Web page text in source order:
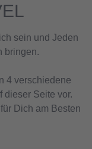
sein und Jeden
bringen.
4 verschiedene
dieser Seite vor.
Dich am Besten